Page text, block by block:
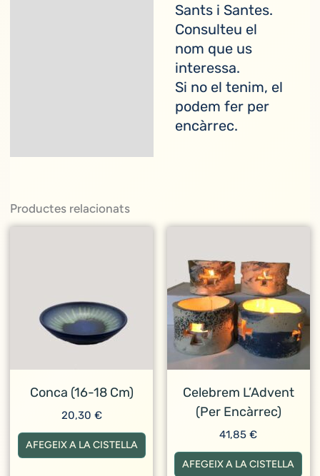
Sants i Santes.
Consulteu el
nom que us
interessa.
Si no el tenim, el
podem fer per
encàrrec.
Productes relacionats
Conca (16-18 Cm)
20,30 €
AFEGEIX A LA CISTELLA
Celebrem L’Advent
(per Encàrrec)
41,85€
AFEGEIX A LA CISTELLA